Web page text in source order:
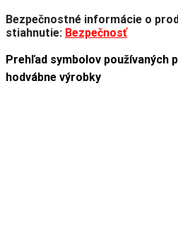
Bezpečnostné informácie o
stiahnutie: Bezpečnosť
Prehľad symbolov používaných
hodvábne výrobky